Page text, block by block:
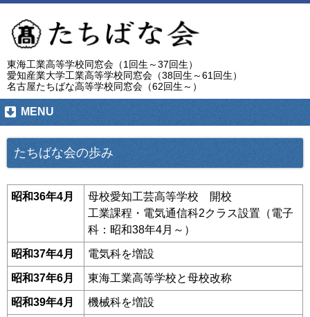
東海工業高等学校同窓会（1回生～37回生）
愛知産業大学工業高等学校同窓会（38回生～61回生）
名古屋たちばな高等学校同窓会（62回生～）
MENU
たちばな会の歩み
昭和36年4月
母校愛知工芸高等学校 開校
工業課程・電気通信科2クラス設置（電子
科：昭和38年4月～）
昭和37年4月 電気科を増設
昭和37年6月 東海工業高等学校と母校改称
昭和39年4月 機械科を増設